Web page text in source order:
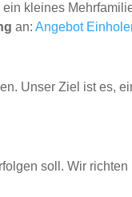
kleines
an:Angebot
Unser Ziel ist es,
soll. Wir richten